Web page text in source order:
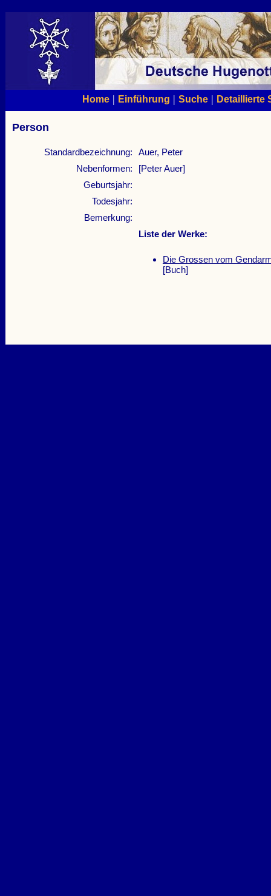
Home| Einführung | Suche| Detaillierte
Person
Standardbezeichnung:
Auer, Peter
Nebenformen:
[Peter Auer]
Geburtsjahr:
Todesjahr:
Bemerkung:
Liste der Werke:
Die Grossen vom
[Buch]